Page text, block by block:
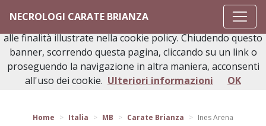
NECROLOGI CARATE BRIANZA
Torna indietro
Home Italia MB Carate Brianza Ines Arena
Questo sito o gli strumenti terzi da questo utilizzati si
avvalgono di cookie necessari al funzionamento ed utili
alle finalità illustrate nella cookie policy. Chiudendo questo
banner, scorrendo questa pagina, cliccando su un link o
proseguendo la navigazione in altra maniera, acconsenti
all'uso dei cookie. Ulteriori informazioni OK